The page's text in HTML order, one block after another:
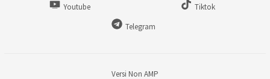
Youtube
Tiktok
Telegram
Versi Non AMP